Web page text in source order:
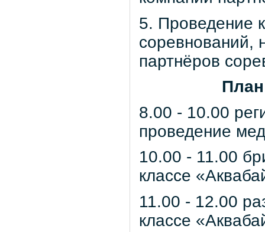
5. Проведение
соревнований,
партнёров
8.00 - 10.00
проведение
10.00 - 11.00
классе
11.00 - 12.00
классе